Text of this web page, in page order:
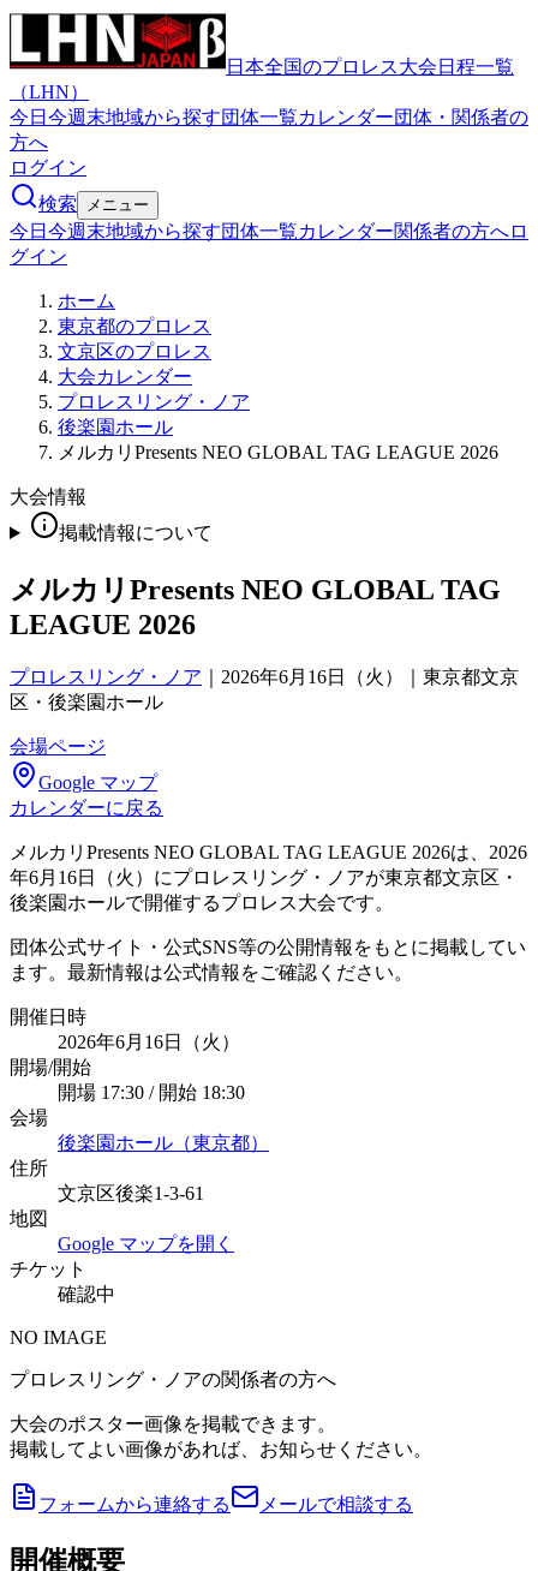
日本全国のプロレス大会日程一覧
（LHN）
今日 今週末地域から探す団体一覧カレンダー団体・関係者の
方へ
ログイン
検索
メニュー
今日 今週末地域から探す団体一覧カレンダー関係者の方へロ
グイン
ホーム
東京都のプロレス
文京区のプロレス
大会カレンダー
プロレスリング・ノア
後楽園ホール
メルカリPresents NEO GLOBAL TAG LEAGUE 2026
大会情報
掲載情報について
メルカリPresents NEO GLOBAL TAG
LEAGUE 2026
プロレスリング・ノア
2026年6月16日（火）｜東京都文京
区・後楽園ホール
会場ページ
Google マップ
カレンダーに戻る
メルカリPresents NEO GLOBAL TAG LEAGUE 2026は、2026
年6月16日（火）にプロレスリング・ノアが東京都文京区・
後楽園ホールで開催するプロレス大会です。
団体公式サイト・公式SNS等の公開情報をもとに掲載してい
ます。最新情報は公式情報をご確認ください。
開催日時
2026年6月16日（火）
開場/開始
開場 17:30 / 開始 18:30
会場
後楽園ホール（東京都）
住所
文京区後楽1-3-61
地図
Google マップを開く
チケット
確認中
NO IMAGE
プロレスリング・ノアの関係者の方へ
大会のポスター画像を掲載できます。
掲載してよい画像があれば、お知らせください。
フォームから連絡する メールで相談する
開催概要